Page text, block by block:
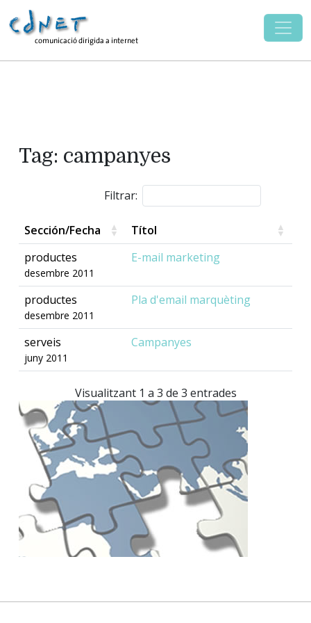
Tag: campanyes
Filtrar:
Sección/Fecha
Títol
productes
desembre 2011
E-mail marketing
productes
desembre 2011
Pla d'email marquèting
serveis
juny 2011
Campanyes
Visualitzant 1 a 3 de 3 entrades